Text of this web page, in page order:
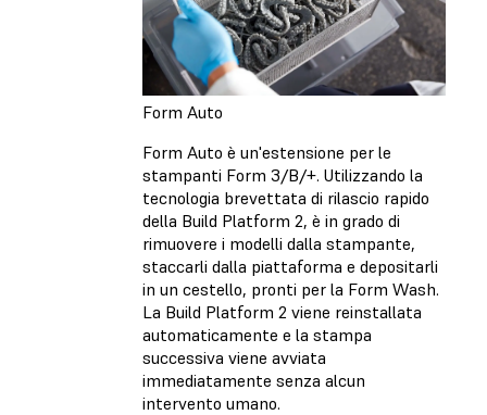
Form Auto
Form Auto è un'estensione per le
stampanti Form 3/B/+. Utilizzando la
tecnologia brevettata di rilascio rapido
della Build Platform 2, è in grado di
rimuovere i modelli dalla stampante,
staccarli dalla piattaforma e depositarli
in un cestello, pronti per la Form Wash.
La Build Platform 2 viene reinstallata
automaticamente e la stampa
successiva viene avviata
immediatamente senza alcun
intervento umano.